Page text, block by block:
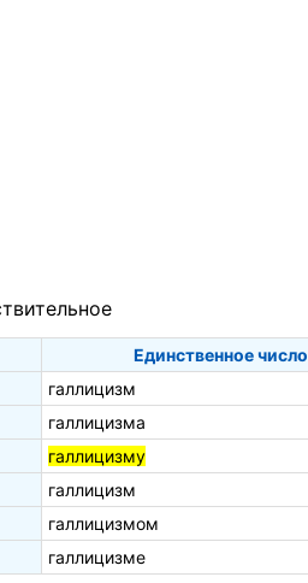
Единственное число
галлицизм
галлицизма
галлицизму
галлицизм
галлицизмом
галлицизме